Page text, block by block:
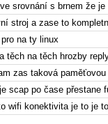
srovnání s brnem že
stroj a zase to
na ty linux
těch na těch hrozby
zas taková
scap po čase přestane
wifi konektivita je to je